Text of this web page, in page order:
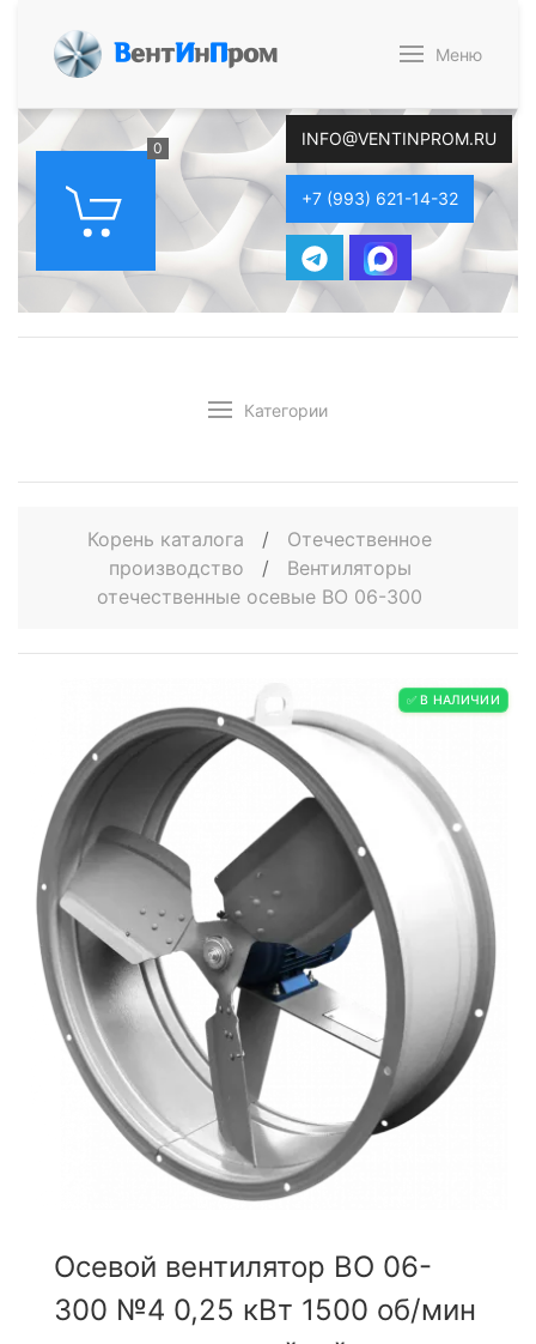
ВентИнПром Меню
0 INFO@VENTINPROM.RU
+7 (993) 621-14-32
Категории
Корень каталога /
Отечественное
производство
/
Вентиляторы
отечественные осевые ВО 06-300
✅ В НАЛИЧИИ
Осевой вентилятор ВО 06-
300 №4 0,25 кВт 1500 об/мин